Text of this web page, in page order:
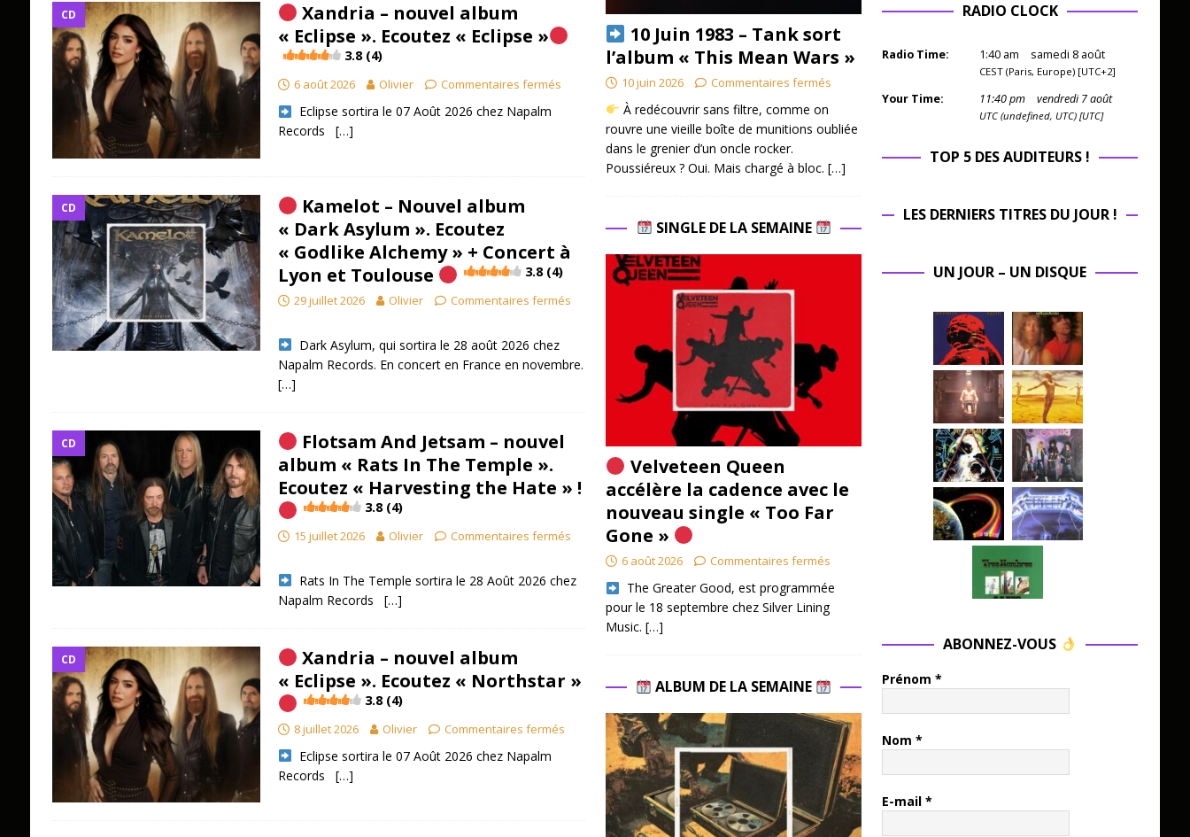
CD
Xandria – nouvel album
« Eclipse ». Ecoutez « Eclipse »
3.8 (4)
6 août 2026 Olivier Commentaires fermés
​ Eclipse sortira le 07 Août 2026 chez Napalm
Records […]
CD
Kamelot – Nouvel album
« Dark Asylum ». Ecoutez
« Godlike Alchemy » + Concert à
Lyon et Toulouse
3.8 (4)
29 juillet 2026 Olivier Commentaires fermés
​ Dark Asylum, qui sortira le 28 août 2026 chez
Napalm Records. En concert en France en novembre.
[…]
CD
Flotsam And Jetsam – nouvel
album « Rats In The Temple ».
Ecoutez « Harvesting the Hate » !
3.8 (4)
15 juillet 2026 Olivier Commentaires fermés
​ Rats In The Temple sortira le 28 Août 2026 chez
Napalm Records […]
CD
Xandria – nouvel album
« Eclipse ». Ecoutez « Northstar »
3.8 (4)
8 juillet 2026 Olivier Commentaires fermés
​ Eclipse sortira le 07 Août 2026 chez Napalm
Records […]
10 Juin 1983 – Tank sort
l’album « This Mean Wars »
10 juin 2026 Commentaires fermés
À redécouvrir sans filtre, comme on
rouvre une vieille boîte de munitions oubliée
dans le grenier d’un oncle rocker.
Poussiéreux ? Oui. Mais chargé à bloc. […]
SINGLE DE LA SEMAINE
Velveteen Queen
accélère la cadence avec le
nouveau single « Too Far
Gone »
6 août 2026 Commentaires fermés
​ The Greater Good, est programmée
pour le 18 septembre chez Silver Lining
Music. […]
ALBUM DE LA SEMAINE
RADIO CLOCK
Radio Time: 1:40 am samedi 8 août
CEST (Paris, Europe) [UTC+2]
Your Time: 11:40pm vendredi 7 août
UTC (undefined, UTC) [UTC]
TOP 5 DES AUDITEURS !
LES DERNIERS TITRES DU JOUR !
UN JOUR – UN DISQUE
ABONNEZ-VOUS
Prénom *
Nom *
E-mail *